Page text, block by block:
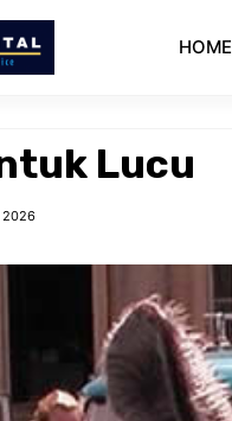
HOME
Lucu
2026